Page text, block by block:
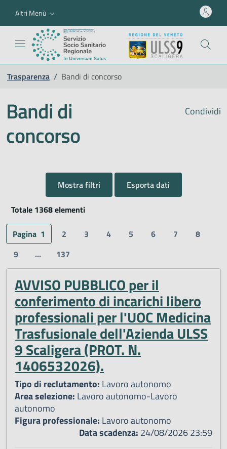
Altri Menù
Trasparenza / Bandi di concorso
Condividi
Bandi di
concorso
Mostra filtri Esporta dati
Totale 1368 elementi
Pagina 1 2 3 4 5 6 7
8
9
... 137
AVVISO PUBBLICO per il
conferimento di incarichi libero
professionali per l'UOC Medicina
Trasfusionale dell'Azienda ULSS
9 Scaligera (PROT. N.
1406532026).
Tipo di reclutamento: Lavoro autonomo
Area selezione: Lavoro autonomo-Lavoro
autonomo
Figura professionale: Lavoro autonomo
Data scadenza: 24/08/2026 23:59